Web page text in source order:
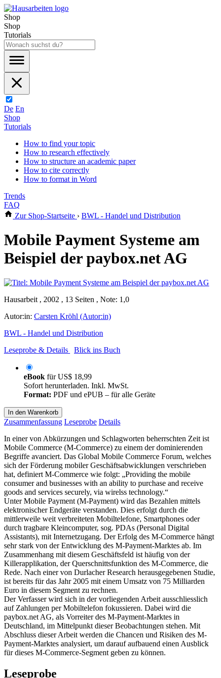
Shop
Shop
Tutorials
De En
Shop
Tutorials
How to find your topic
How to research effectively
How to structure an academic paper
How to cite correctly
How to format in Word
Trends
FAQ
Zur Shop-Startseite › BWL - Handel und Distribution
Mobile Payment Systeme am
Beispiel der paybox.net AG
Hausarbeit , 2002 , 13 Seiten , Note: 1,0
Autor:in: Carsten Kröhl (Autor:in)
BWL - Handel und Distribution
Leseprobe & Details
Blick ins Buch
eBook fürUS$ 18,99
Sofort herunterladen. Inkl. MwSt.
Format: PDF und ePUB – für alle Geräte
In den Warenkorb
Zusammenfassung Leseprobe Details
In einer von Abkürzungen und Schlagworten beherrschten Zeit ist
Mobile Commerce (M-Commerce) zu einem der dominierenden
Begriffe avanciert. Das Global Mobile Commerce Forum, welches
sich der Förderung mobiler Geschäftsabwicklungen verschrieben
hat, definiert M-Commerce wie folgt: „Providing the mobile
consumer and businesses with an ability to purchase and receive
goods and services securely, via wirelss technology.“
Unter Mobile Payment (M-Payment) wird das Bezahlen mittels
elektronischer Endgeräte verstanden. Dies erfolgt durch die
mittlerweile weit verbreiteten Mobiltelefone, Smartphones oder
durch tragbare Kleincomputer, sog. PDAs (Personal Digital
Assistants), mit Internetzugang. Der Erfolg des M-Commerce hängt
sehr stark von der Entwicklung des M-Payment-Marktes ab. Im
Zusammenhang mit diesem Geschäftsfeld ist häufig von der
Killerapplikation, der Querschnittsfunktion des M-Commerce, die
Rede. Nach einer von Durlacher Research herausgegebenen Studie,
ist bereits für das Jahr 2005 mit einem Umsatz von 75 Milliarden
Euro in diesem Segment zu rechnen.
Der Verfasser wird sich in der vorliegenden Arbeit ausschliesslich
auf Zahlungen per Mobiltelefon fokussieren. Dabei wird die
paybox.net AG, als Vorreiter des M-Payment-Marktes in
Deutschland, im Mittelpunkt dieser Beobachtungen stehen. Mit
Abschluss dieser Arbeit werden die Chancen und Risiken des M-
Payment-Marktes analysiert, um darauf aufbauend einen Ausblick
für dieses M-Commerce-Segment geben zu können.
Leseprobe